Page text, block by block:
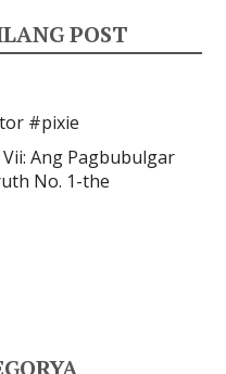
POST
#pixie
Ang Pagbubulgar
No. 1-the